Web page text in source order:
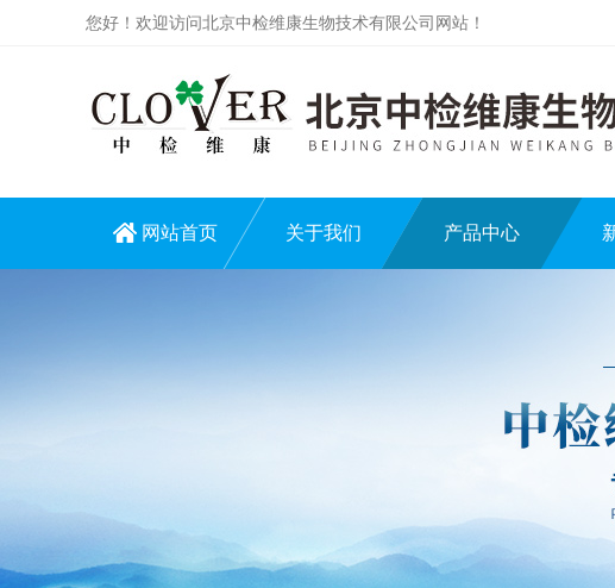
您好！欢迎访问北京中检维康生物技术有限公司网站！
网站首页 关于我们 产品中心